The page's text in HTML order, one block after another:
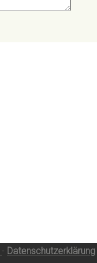
- Datenschutzerklärung